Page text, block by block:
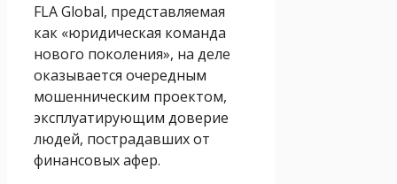
FLA Global, представляемая
как «юридическая команда
нового поколения», на деле
оказывается очередным
мошенническим проектом,
эксплуатирующим доверие
людей, пострадавших от
финансовых афер.